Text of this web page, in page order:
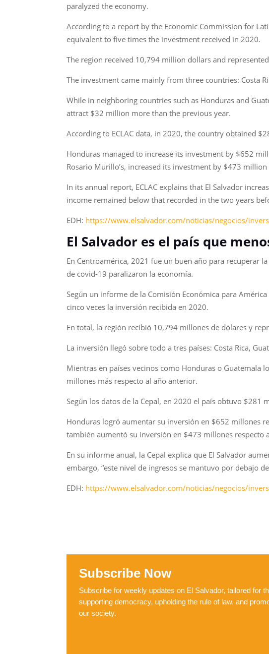
paralyzed the economy.
According to a report by the Economic Commission for
equivalent to five times the investment received in 2020.
The region received 10,794 million dollars and
The investment came mainly from three countries: Costa
While in neighboring countries such as Honduras and
attract $32 million more than the previous year.
According to ECLAC data, in 2020, the country obtained
Honduras managed to increase its investment by $652
Rosario Murillo’s, increased its investment by $473
In its annual report, ECLAC explains that El Salvador
income remained below that recorded in the two years
EDH: https://www.elsalvador.com/noticias/negocios/
El Salvador es el país que
En Centroamérica, 2021 fue un buen año para recuperar
de covid-19 paralizaron la economía.
Según un informe de la Comisión Económica para
cinco veces la inversión recibida en 2020.
En total, la región recibió 10,794 millones de dólares y
La inversión llegó sobre todo a tres países: Costa Rica,
Mientras en países vecinos como Honduras o Guatemala
millones más respecto al año anterior.
Según los datos de la Cepal, en 2020 el país obtuvo
Honduras logró aumentar su inversión en $652 millones
también aumentó su inversión en $473 millones respecto
En su informe anual, la Cepal explica que El Salvador
embargo, “este nivel de ingresos se mantuvo por debajo
EDH: https://www.elsalvador.com/noticias/negocios/
Subscribe Now
Subscribe for weekly updates on El Salvador, tailored for
supporting democracy, upholding the rule of law, and
our society.